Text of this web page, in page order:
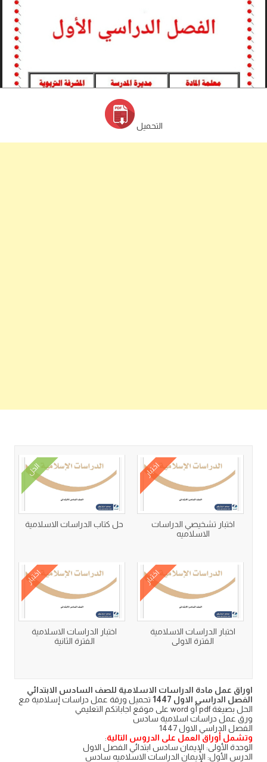
التحميل
اختبار
اختبار تشخيصي الدراسات
الاسلاميه
الحل
حل كتاب الدراسات الاسلامية
اختبار
اختبار الدراسات الاسلامية
الفترة الاولى
اختبار
اختبار الدراسات الاسلامية
الفترة الثانية
اوراق عمل مادة الدراسات الاسلامية للصف السادس الابتدائي
الفصل الدراسي الاول 1447
تحميل ورقة عمل دراسات إسلامية مع
الحل بصيغة pdf أو word على موقع اجاباتكم التعليمي
ورق عمل دراسات اسلامية سادس
الفصل الدراسي الاول 1447
وتشمل أوراق العمل على الدروس التالية:
الوحدة الأولى: الإيمان سادس ابتدائي الفصل الاول
الدرس الأول: الإيمان الدراسات الاسلاميه سادس